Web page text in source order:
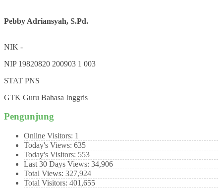
Pebby Adriansyah, S.Pd.
NIK -
NIP 19820820 200903 1 003
STAT PNS
GTK Guru Bahasa Inggris
Pengunjung
Online Visitors: 1
Today's Views: 635
Today's Visitors: 553
Last 30 Days Views: 34,906
Total Views: 327,924
Total Visitors: 401,655